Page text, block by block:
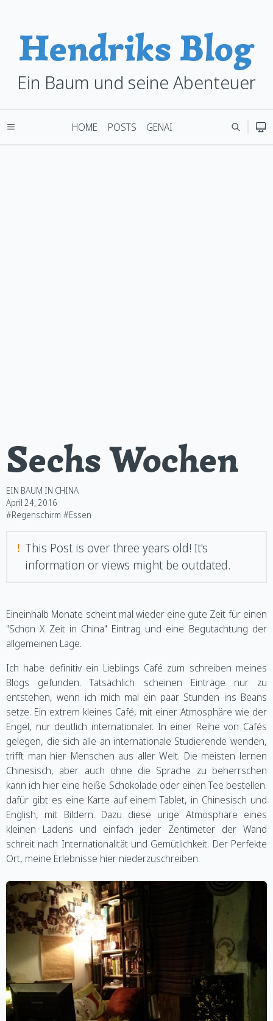
Hendriks Blog
Ein Baum und seine Abenteuer
HOME POSTS GENAI
Sechs Wochen
EIN BAUM IN CHINA
April 24, 2016
#Regenschirm #Essen
! This Post is over three years old! It's
information or views might be outdated.
Eineinhalb Monate scheint mal wieder eine gute Zeit für einen
"Schon X Zeit in China" Eintrag und eine Begutachtung der
allgemeinen Lage.
Ich habe definitiv ein Lieblings Café zum schreiben meines
Blogs gefunden. Tatsächlich scheinen Einträge nur zu
entstehen, wenn ich mich mal ein paar Stunden ins Beans
setze. Ein extrem kleines Café, mit einer Atmosphäre wie der
Engel, nur deutlich internationaler. In einer Reihe von Cafés
gelegen, die sich alle an internationale Studierende wenden,
trifft man hier Menschen aus aller Welt. Die meisten lernen
Chinesisch, aber auch ohne die Sprache zu beherrschen
kann ich hier eine heiße Schokolade oder einen Tee bestellen.
dafür gibt es eine Karte auf einem Tablet, in Chinesisch und
English, mit Bildern. Dazu diese urige Atmosphäre eines
kleinen Ladens und einfach jeder Zentimeter der Wand
schreit nach Internationalität und Gemütlichkeit. Der Perfekte
Ort, meine Erlebnisse hier niederzuschreiben.